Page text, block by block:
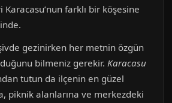
Karacasu’nun farklı bir köşesine
gezinirken her metnin özgün
bilmeniz gerekir. Karacasu
tutun da ilçenin en güzel
piknik alanlarına ve merkezdeki